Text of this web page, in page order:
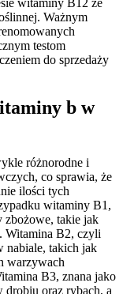
witaminy B12 ze
Ważnym
testom
do sprzedaży
b w
różnorodne i
co sprawia, że
ilości tych
witaminy B1,
zbożowe, takie jak
Witamina B2, czyli
nabiale, takich jak
warzywach
B3, znana jako
drobiu oraz rybach, a